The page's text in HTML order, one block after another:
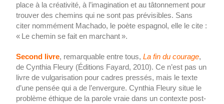
place à la créativité, à l’imagination et au tâtonnement pour
trouver des chemins qui ne sont pas prévisibles. Sans
citer nommément Machado, le poète espagnol, elle le cite :
« Le chemin se fait en marchant ».
Second livre, remarquable entre tous,La fin du courage,
de Cynthia Fleury (Éditions Fayard, 2010). Ce n’est pas un
livre de vulgarisation pour cadres pressés, mais le texte
d’une pensée qui a de l’envergure. Cynthia Fleury situe le
problème éthique de la parole vraie dans un contexte post-